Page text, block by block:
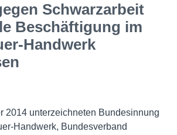
Schwarzarbeit
Beschäftigung im
Handwerk
2014 unterzeichneten Bundesinnung
Handwerk, Bundesverband